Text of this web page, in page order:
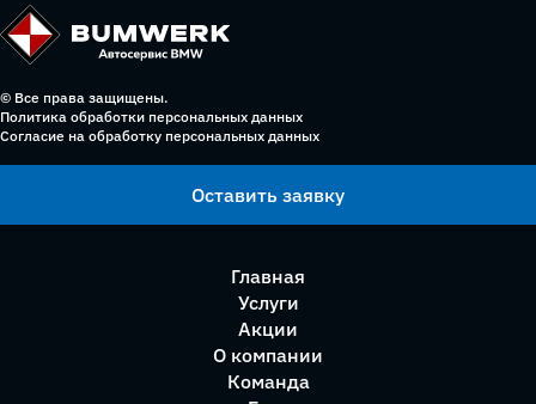
© Все права защищены.
Политика обработки персональных данных
Согласие на обработку персональных данных
Оставить заявку
Главная
Услуги
Акции
О компании
Команда